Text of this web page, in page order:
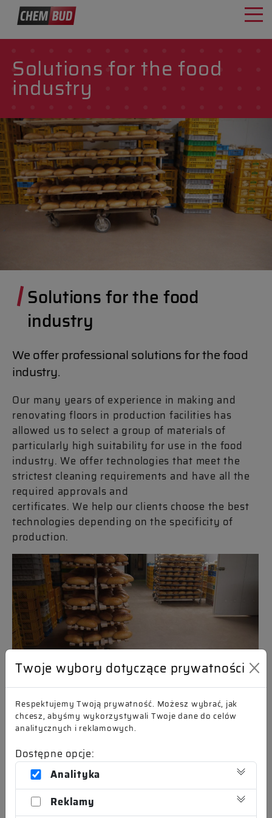
Solutions for the food
industry
Solutions for the food
industry
We offer professional solutions for the food
industry.
Our many years of experience in making and
renovating floors in production facilities has
allowed us to select a group of materials of
particularly high suitability for use in the food
industry. We offer technologies that meet the
strictest cleaning requirements and have all the
required approvals and
certificates. We help our clients choose the best
technologies depending on the specificity of
production.
Areas of application in the food industry:
Twoje wybory dotyczące prywatności
Respektujemy Twoją prywatność. Możesz wybrać, jak
chcesz, abyśmy wykorzystywali Twoje dane do celów
analitycznych i reklamowych.
Dostępne opcje:
Analityka
Reklamy